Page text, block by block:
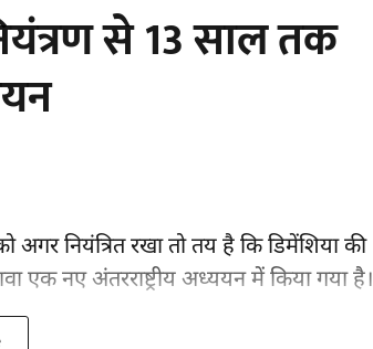
से 13 साल तक
नियंत्रित रखा तो तय है कि डिमेंशिया की
नए अंतरराष्ट्रीयअध्ययनमें किया गया है।